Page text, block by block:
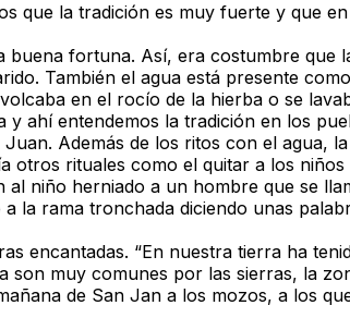
que la tradición es muy fuerte y que
fortuna. Así, era costumbre que
También el agua está presente
en el rocío de la hierba o se
ahí entendemos la tradición en los
Además de los ritos con el agua,
otros rituales como el quitar a los
niño herniado a un hombre que se
rama tronchada diciendo unas
encantadas. “En nuestra tierra ha
muy comunes por las sierras, la
de San Jan a los mozos, a los